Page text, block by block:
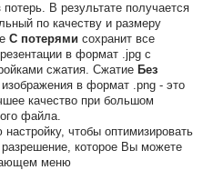
В результате получается
по качеству и размеру
С потерями сохранит все
в формат .jpg с
сжатия. Сжатие Без
в формат .png - это
качество при большом
файла.
чтобы оптимизировать
которое Вы можете
меню